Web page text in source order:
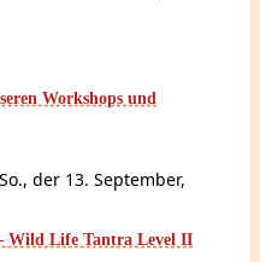
Workshops und
So., der 13. September,
Wild Life Tantra Level II